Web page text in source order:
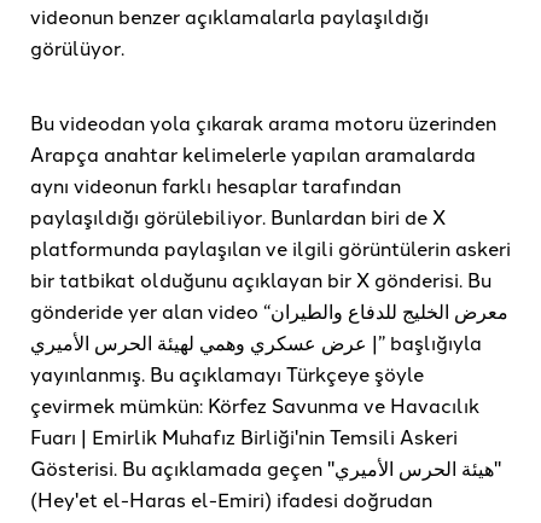
videonun benzer açıklamalarla paylaşıldığı
görülüyor.
Bu videodan yola çıkarak arama motoru üzerinden
Arapça anahtar kelimelerle yapılan aramalarda
aynı videonun farklı hesaplar tarafından
paylaşıldığı görülebiliyor. Bunlardan biri de X
platformunda paylaşılan ve ilgili görüntülerin askeri
bir tatbikat olduğunu açıklayan bir X gönderisi. Bu
gönderide yer alan video “معرض الخليج للدفاع والطيران
| عرض عسكري وهمي لهيئة الحرس الأميري” başlığıyla
yayınlanmış. Bu açıklamayı Türkçeye şöyle
çevirmek mümkün: Körfez Savunma ve Havacılık
Fuarı | Emirlik Muhafız Birliği'nin Temsili Askeri
Gösterisi. Bu açıklamada geçen "هيئة الحرس الأميري"
(Hey'et el-Haras el-Emiri) ifadesi doğrudan